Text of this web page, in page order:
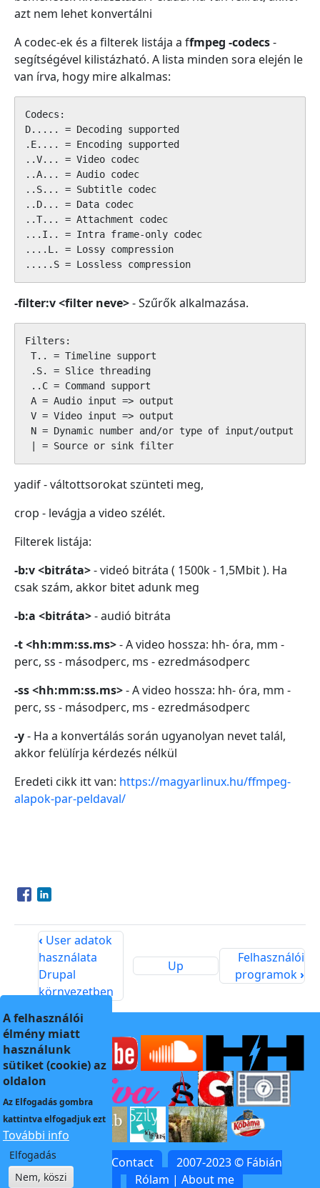
azt nem lehet konvertálni
A codec-ek és a filterek listája a ffmpeg -codecs-
segítségével kilistázható. A lista minden sora elején le
van írva, hogy mire alkalmas:
Codecs:
D..... = Decoding supported
.E.... = Encoding supported
..V... = Video codec
..A... = Audio codec
..S... = Subtitle codec
..D... = Data codec
..T... = Attachment codec
...I.. = Intra frame-only codec
....L. = Lossy compression
.....S = Lossless compression
-filter:v <filter neve>- Szűrők alkalmazása.
Filters:
T.. = Timeline support
.S. = Slice threading
..C = Command support
A = Audio input => output
V = Video input => output
N = Dynamic number and/or type of input/output
| = Source or sink filter
yadif - váltottsorokat szünteti meg,
crop - levágja a video szélét.
Filterek listája:
-b:v <bitráta>- videó bitráta ( 1500k - 1,5Mbit ). Ha
csak szám, akkor bitet adunk meg
-b:a <bitráta>- audió bitráta
-t <hh:mm:ss.ms>- A video hossza: hh- óra, mm -
perc, ss - másodperc, ms - ezredmásodperc
-ss <hh:mm:ss.ms>- A video hossza: hh- óra, mm -
perc, ss - másodperc, ms - ezredmásodperc
-y- Ha a konvertálás során ugyanolyan nevet talál,
akkor felülírja kérdezés nélkül
Eredeti cikk itt van: https://magyarlinux.hu/ffmpeg-
alapok-par-peldaval/
Opens in a new window
Opens in a new window
‹ User adatok
használata
Drupal
környezetben
Up
Felhasználói
programok›
Kapcsolat | Contact
2007-2023 © Fábián
Rólam | About me
A felhasználói
élmény miatt
használunk
sütiket (cookie) az
oldalon
Az Elfogadásgombra
kattintva elfogadjuk ezt
További info
Elfogadás
Nem, köszi